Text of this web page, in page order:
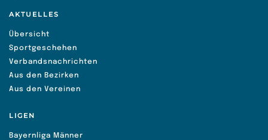
AKTUELLES
Übersicht
Sportgeschehen
Verbandsnachrichten
Aus den Bezirken
Aus den Vereinen
LIGEN
Bayernliga Männer